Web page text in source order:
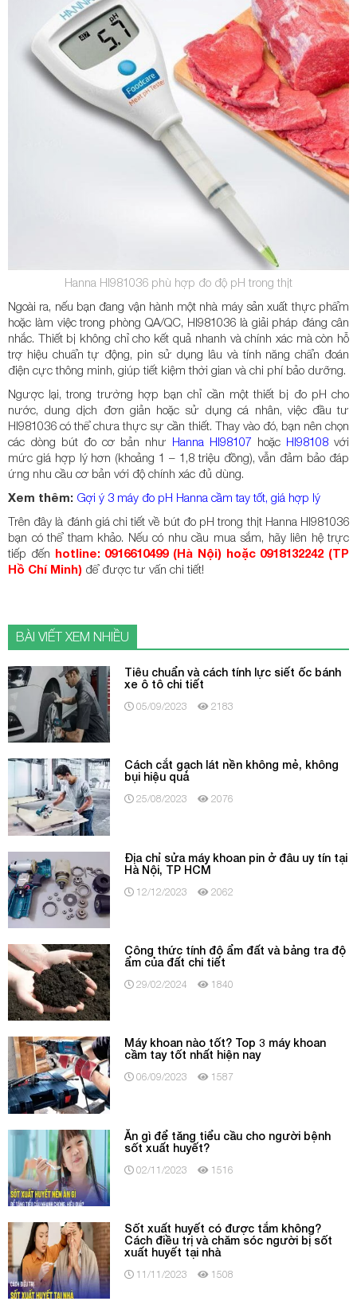
Hanna HI981036 phù hợp đo độ pH trong thịt
Ngoài ra, nếu bạn đang vận hành một nhà máy sản xuất thực phẩm
hoặc làm việc trong phòng QA/QC, HI981036 là giải pháp đáng cân
nhắc. Thiết bị không chỉ cho kết quả nhanh và chính xác mà còn hỗ
trợ hiệu chuẩn tự động, pin sử dụng lâu và tính năng chẩn đoán
điện cực thông minh, giúp tiết kiệm thời gian và chi phí bảo dưỡng.
Ngược lại, trong trường hợp bạn chỉ cần một thiết bị đo pH cho
nước, dung dịch đơn giản hoặc sử dụng cá nhân, việc đầu tư
HI981036 có thể chưa thực sự cần thiết. Thay vào đó, bạn nên chọn
các dòng bút đo cơ bản như Hanna HI98107 hoặc HI98108 với
mức giá hợp lý hơn (khoảng 1 – 1,8 triệu đồng), vẫn đảm bảo đáp
ứng nhu cầu cơ bản với độ chính xác đủ dùng.
Xem thêm: Gợi ý 3 máy đo pH Hanna cầm tay tốt, giá hợp lý
Trên đây là đánh giá chi tiết về bút đo pH trong thịt Hanna HI981036
bạn có thể tham khảo. Nếu có nhu cầu mua sắm, hãy liên hệ trực
tiếp đến hotline: 0916610499 (Hà Nội) hoặc 0918132242 (TP
Hồ Chí Minh) để được tư vấn chi tiết!
BÀI VIẾT XEM NHIỀU
Tiêu chuẩn và cách tính lực siết ốc bánh
xe ô tô chi tiết
05/09/2023 2183
Cách cắt gạch lát nền không mẻ, không
bụi hiệu quả
25/08/2023 2076
Địa chỉ sửa máy khoan pin ở đâu uy tín tại
Hà Nội, TP HCM
12/12/2023 2062
Công thức tính độ ẩm đất và bảng tra độ
ẩm của đất chi tiết
29/02/2024 1840
Máy khoan nào tốt? Top 3 máy khoan
cầm tay tốt nhất hiện nay
06/09/2023 1587
Ăn gì để tăng tiểu cầu cho người bệnh
sốt xuất huyết?
02/11/2023 1516
Sốt xuất huyết có được tắm không?
Cách điều trị và chăm sóc người bị sốt
xuất huyết tại nhà
11/11/2023 1508